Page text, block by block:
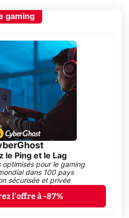
gaming
le Ping et le Lag
optimisés pour le gaming
dans 100 pays
sécurisée et privée
l'offre à -87%